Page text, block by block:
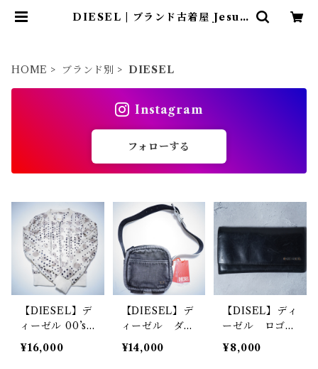
DIESEL | ブランド古着屋 Jesus
HOME ブランド別 DIESEL
Instagram
フォローする
【DIESEL】デ
ィーゼル 00’s
ドット柄ジッ
プデザインナイ
¥16,000
【DIESEL】デ
ィーゼル ダー
クウォッシュデ
ニムバッグ bl
¥14,000
【DISEL】ディ
ーゼル ロゴ入
りレザーロング
ウォレット bl
¥8,000